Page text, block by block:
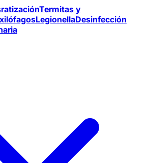
Termitas y
LegionellaDesinfección